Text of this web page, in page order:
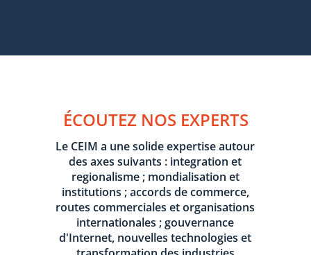
ÉCOUTEZ NOS EXPERTS
Le CEIM a une solide expertise autour
des axes suivants : integration et
regionalisme ; mondialisation et
institutions ; accords de commerce,
routes commerciales et organisations
internationales ; gouvernance
d'Internet, nouvelles technologies et